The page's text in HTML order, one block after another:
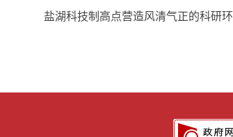
盐湖科技制高点营造风清气正的科研环